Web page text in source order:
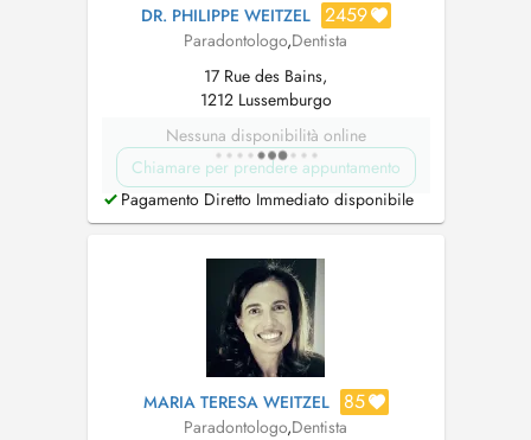
DR. PHILIPPE WEITZEL 2459
Paradontologo,Dentista
17 Rue des Bains,
1212 Lussemburgo
Nessuna disponibilità online
Chiamare per prendere appuntamento
Pagamento Diretto Immediato disponibile
MARIA TERESA WEITZEL 85
Paradontologo,Dentista